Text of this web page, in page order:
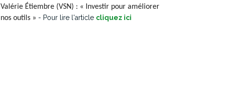
Valérie Étiembre (VSN) : « Investir pour améliorer
nos outils » - Pour lire l'article cliquez ici